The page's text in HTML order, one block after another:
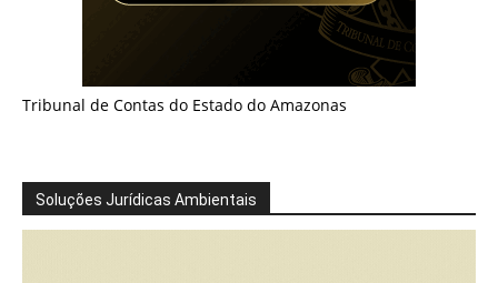
Tribunal de Contas do Estado do Amazonas
Soluções Jurídicas Ambientais